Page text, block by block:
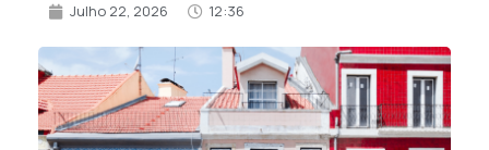
Julho 22, 2026 12:36